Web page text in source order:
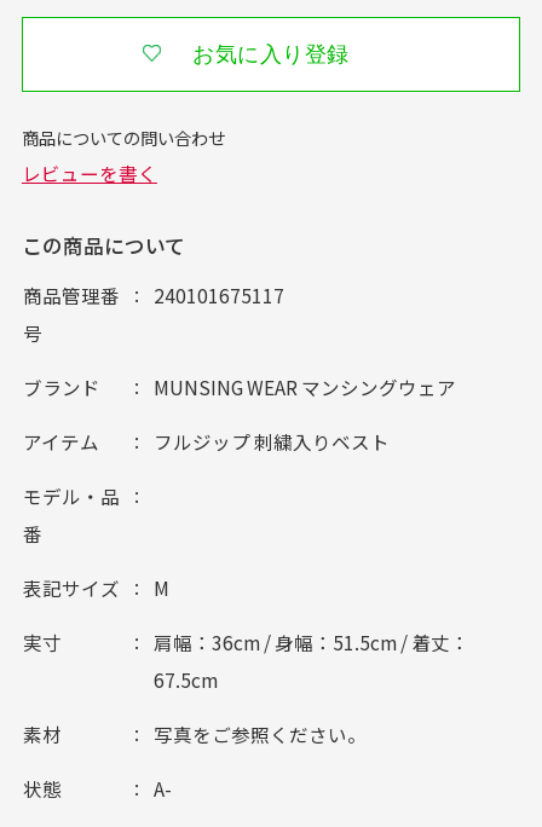
お気に入り登録
この商品について
商品管理番
号
240101675117
ブランド MUNSING WEAR マンシングウェア
アイテム フルジップ 刺繍入りベスト
モデル・品
番
表記サイズ M
実寸
肩幅：36cm / 身幅：51.5cm / 着丈：
67.5cm
素材 写真をご参照ください。
状態 A-